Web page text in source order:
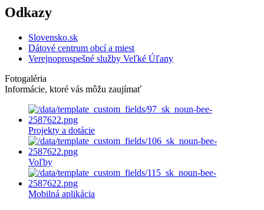
Odkazy
Slovensko.sk
Dátové centrum obcí a miest
Verejnoprospešné služby Veľké Úľany
Fotogaléria
Informácie, ktoré vás môžu zaujímať
Projekty a dotácie
Voľby
Mobilná aplikácia